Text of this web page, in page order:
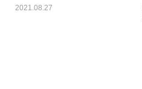
2021.08.27